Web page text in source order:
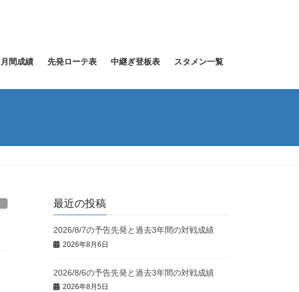
月間成績 先発ローテ表 中継ぎ登板表 スタメン一覧
最近の投稿
2026/8/7の予告先発と過去3年間の対戦成績
2026年8月6日
2026/8/6の予告先発と過去3年間の対戦成績
2026年8月5日